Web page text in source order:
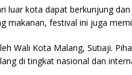
luar kota dapat berkunjung
makanan, festival ini juga
Wali Kota Malang, Sutiaji.
di tingkat nasional dan